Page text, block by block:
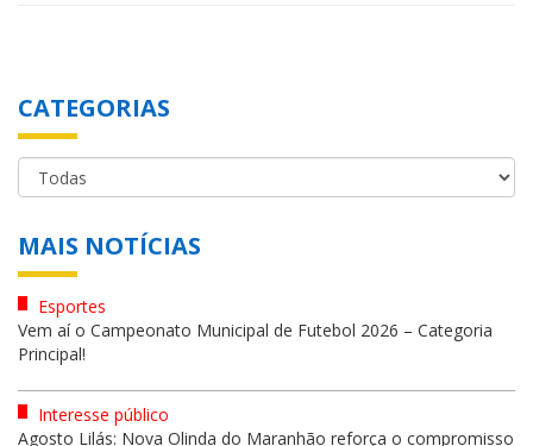
CATEGORIAS
MAIS NOTÍCIAS
Esportes
Vem aí o Campeonato Municipal de Futebol 2026 – Categoria
Principal!
Interesse público
Agosto Lilás: Nova Olinda do Maranhão reforça o compromisso